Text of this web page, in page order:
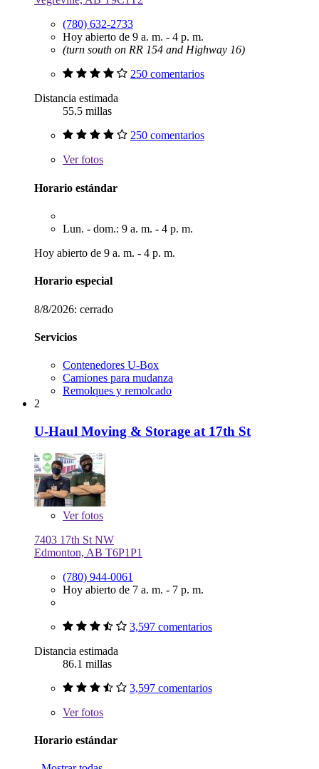
(780) 632-2733
Hoy abierto de 9 a. m. - 4 p. m.
(turn south on RR 154 and Highway 16)
250 comentarios
Distancia estimada
55.5 millas
250 comentarios
Verfotos
Horario estándar
Lun. - dom.: 9 a. m. - 4 p. m.
Hoy abierto de 9 a. m. - 4 p. m.
Horario especial
8/8/2026: cerrado
Servicios
Contenedores U-Box
Camiones para mudanza
Remolques y remolcado
2
U-Haul Moving & Storage at 17th St
Verfotos
7403 17th St NW
Edmonton, AB T6P1P1
(780) 944-0061
Hoy abierto de 7 a. m. - 7 p. m.
3,597 comentarios
Distancia estimada
86.1 millas
3,597 comentarios
Verfotos
Horario estándar